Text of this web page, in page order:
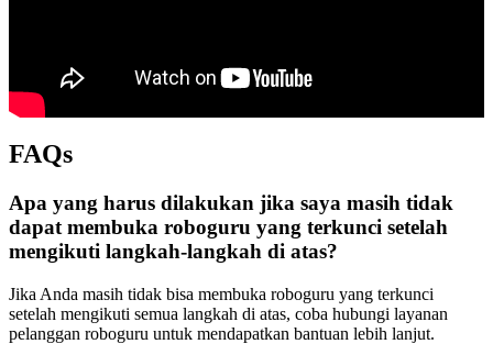
FAQs
Apa yang harus dilakukan jika saya masih tidak
dapat membuka roboguru yang terkunci setelah
mengikuti langkah-langkah di atas?
Jika Anda masih tidak bisa membuka roboguru yang terkunci
setelah mengikuti semua langkah di atas, coba hubungi layanan
pelanggan roboguru untuk mendapatkan bantuan lebih lanjut.